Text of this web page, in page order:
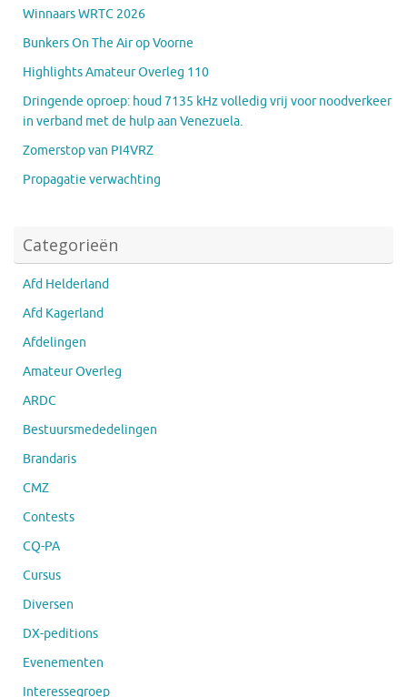
Winnaars WRTC 2026
Bunkers On The Air op Voorne
Highlights Amateur Overleg 110
Dringende oproep: houd 7135 kHz volledig vrij voor noodverkeer
in verband met de hulp aan Venezuela.
Zomerstop van PI4VRZ
Propagatie verwachting
Categorieën
Afd Helderland
Afd Kagerland
Afdelingen
Amateur Overleg
ARDC
Bestuursmededelingen
Brandaris
CMZ
Contests
CQ-PA
Cursus
Diversen
DX-peditions
Evenementen
Interessegroep